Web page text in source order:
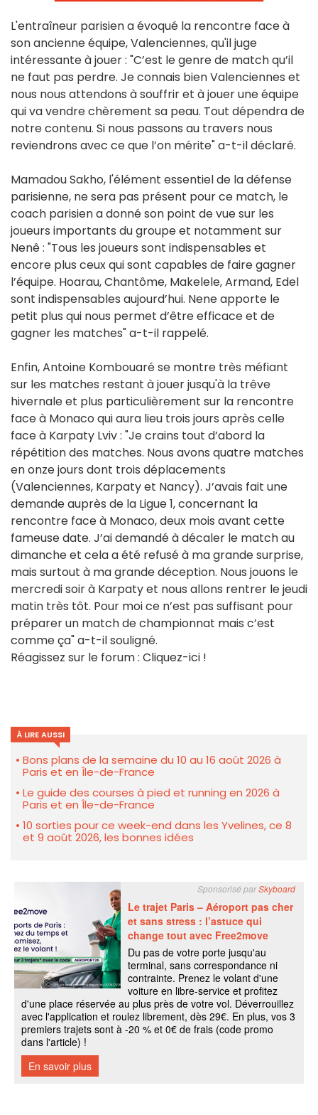
L'entraîneur parisien a évoqué la rencontre face à
son ancienne équipe, Valenciennes, qu'il juge
intéressante à jouer : "C’est le genre de match qu’il
ne faut pas perdre. Je connais bien Valenciennes et
nous nous attendons à souffrir et à jouer une équipe
qui va vendre chèrement sa peau. Tout dépendra de
notre contenu. Si nous passons au travers nous
reviendrons avec ce que l’on mérite" a-t-il déclaré.
Mamadou Sakho, l'élément essentiel de la défense
parisienne, ne sera pas présent pour ce match, le
coach parisien a donné son point de vue sur les
joueurs importants du groupe et notamment sur
Nenê : "Tous les joueurs sont indispensables et
encore plus ceux qui sont capables de faire gagner
l’équipe. Hoarau, Chantôme, Makelele, Armand, Edel
sont indispensables aujourd’hui. Nene apporte le
petit plus qui nous permet d’être efficace et de
gagner les matches" a-t-il rappelé.
Enfin, Antoine Kombouaré se montre très méfiant
sur les matches restant à jouer jusqu'à la trêve
hivernale et plus particulièrement sur la rencontre
face à Monaco qui aura lieu trois jours après celle
face à Karpaty Lviv : "Je crains tout d’abord la
répétition des matches. Nous avons quatre matches
en onze jours dont trois déplacements
(Valenciennes, Karpaty et Nancy). J’avais fait une
demande auprès de la Ligue 1, concernant la
rencontre face à Monaco, deux mois avant cette
fameuse date. J’ai demandé à décaler le match au
dimanche et cela a été refusé à ma grande surprise,
mais surtout à ma grande déception. Nous jouons le
mercredi soir à Karpaty et nous allons rentrer le jeudi
matin très tôt. Pour moi ce n’est pas suffisant pour
préparer un match de championnat mais c’est
comme ça" a-t-il souligné.
Réagissez sur le forum : Cliquez-ici !
À LIRE AUSSI
Bons plans de la semaine du 10 au 16 août 2026 à
Paris et en Île-de-France
Le guide des courses à pied et running en 2026 à
Paris et en Île-de-France
10 sorties pour ce week-end dans les Yvelines, ce 8
et 9 août 2026, les bonnes idées